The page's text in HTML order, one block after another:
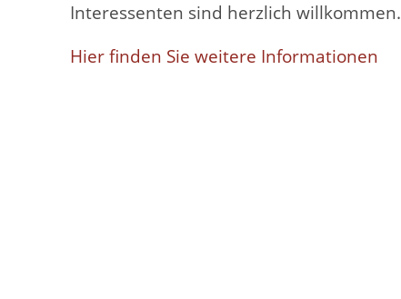
Interessenten sind herzlich willkommen.
Hier finden Sie weitere Informationen